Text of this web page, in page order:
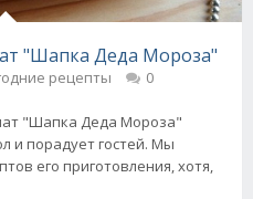
"Шапка Деда Мороза"
рецепты 0
"Шапка Деда Мороза"
и порадует гостей. Мы
его приготовления, хотя,